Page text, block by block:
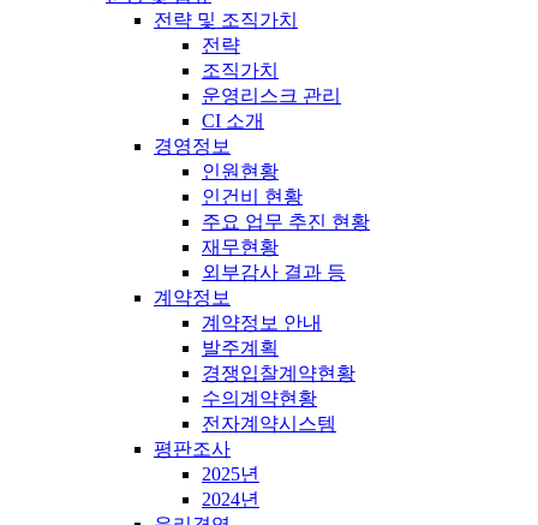
전략 및 조직가치
전략
조직가치
운영리스크 관리
CI 소개
경영정보
인원현황
인건비 현황
주요 업무 추진 현황
재무현황
외부감사 결과 등
계약정보
계약정보 안내
발주계획
경쟁입찰계약현황
수의계약현황
전자계약시스템
평판조사
2025년
2024년